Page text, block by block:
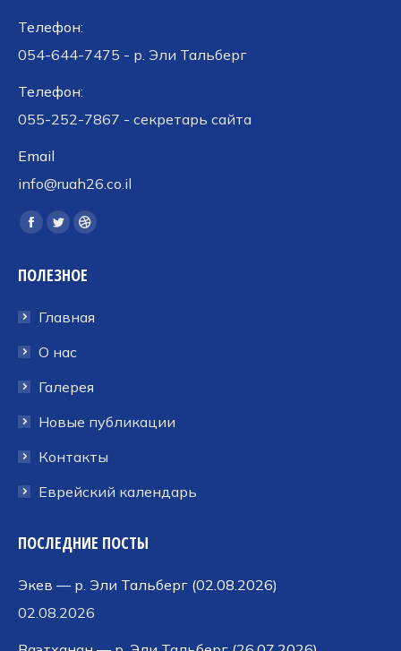
Телефон:
054-644-7475 - р. Эли Тальберг
Телефон:
055-252-7867 - секретарь сайта
Email
info@ruah26.co.il
Ищите нас:
Страница
открывается
новом
окне
Страница
открывается
новом
окне
Страница
открывается
новом
ПОЛЕЗНОЕ
Главная
О нас
Галерея
Новые публикации
Контакты
Еврейский календарь
ПОСЛЕДНИЕ ПОСТЫ
Экев — р. Эли Тальберг (02.08.2026)
02.08.2026